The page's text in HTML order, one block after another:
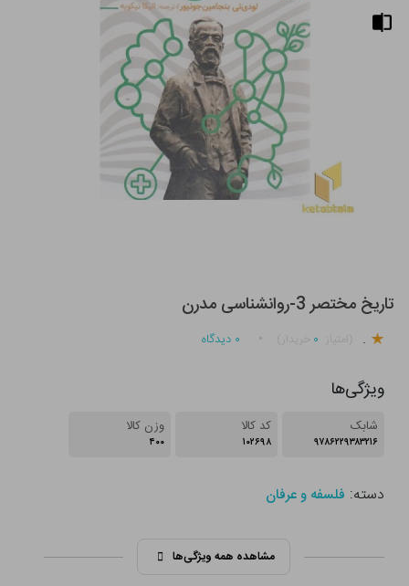
تاریخ مختصر 3-روانشناسی مدرن
. ۰ ۰ دیدگاه
ویژگی‌ها
شابک
۹۷۸۶۲۲۹۳۸۳۲۱۶
کد کالا
۱۰۲۶۹۸
وزن کالا
۴۰۰
دسته: فلسفه و عرفان
مشاهده همه ویژگی‌ها